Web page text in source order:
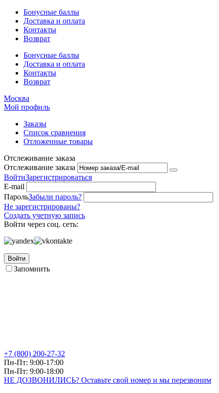
Бонусные баллы
Доставка и оплата
Контакты
Возврат
Бонусные баллы
Доставка и оплата
Контакты
Возврат
Москва
Мой профиль
Заказы
Список сравнения
Отложенные товары
Отслеживание заказа
Отслеживание заказа
ВойтиЗарегистрироваться
E-mail
ПарольЗабыли пароль?
Не зарегистрированы?
Создать учетную запись
Войти через соц. сеть:
Войти
Запомнить
+7 (800) 200-27-32
Пн-Пт: 9:00-17:00
Пн-Пт: 9:00-18:00
НЕ ДОЗВОНИЛИСЬ? Оставьте свой номер и мы перезвоним